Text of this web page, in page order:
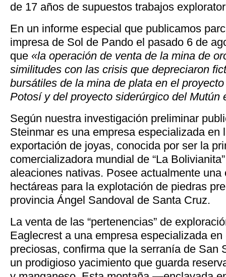
de 17 años de supuestos trabajos
En un informe especial que publicamos
impresa de Sol de Pando el pasado 6 de
que «la operación de venta de la mina de
similitudes con las crisis que depreciaron
bursátiles de la mina de plata en el
Potosí y del proyecto siderúrgico del Mutún
Según nuestra investigación preliminar
Steinmar es una empresa especializada en
exportación de joyas, conocida por ser la
comercializadora mundial de “La
aleaciones nativas. Posee actualmente una
hectáreas para la explotación de piedras
provincia Ángel Sandoval de Santa Cruz.
La venta de las “pertenencias” de
Eaglecrest a una empresa especializada
preciosas, confirma que la serranía de San
un prodigioso yacimiento que guarda